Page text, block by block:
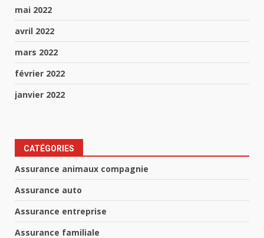
mai 2022
avril 2022
mars 2022
février 2022
janvier 2022
CATÉGORIES
Assurance animaux compagnie
Assurance auto
Assurance entreprise
Assurance familiale